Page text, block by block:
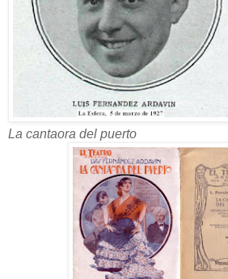
La cantaora del puerto